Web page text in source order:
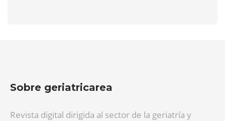
Sobre geriatricarea
Revista digital dirigida al sector de la geriatría y